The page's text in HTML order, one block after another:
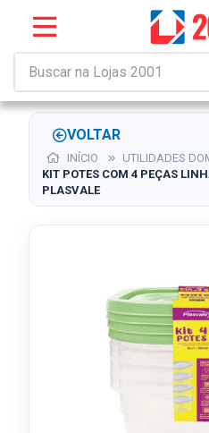
VOLTAR
INÍCIO UTILIDADES
KIT POTES COM 4 PEÇAS
PLASVALE